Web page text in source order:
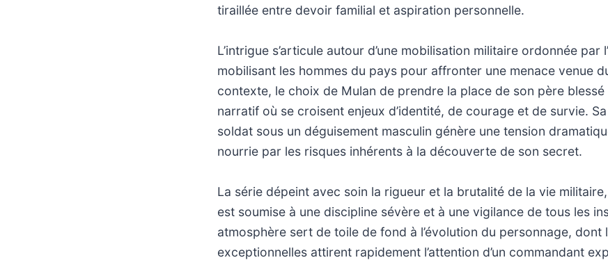
tiraillée entre devoir familial et aspiration personnelle.
L’intrigue s’articule autour d’une mobilisation militaire ordonnée par
mobilisant les hommes du pays pour affronter une menace venue
contexte, le choix de Mulan de prendre la place de son père
narratif où se croisent enjeux d’identité, de courage et de survie.
soldat sous un déguisement masculin génère une tension
nourrie par les risques inhérents à la découverte de son secret.
La série dépeint avec soin la rigueur et la brutalité de la vie
est soumise à une discipline sévère et à une vigilance de tous les
atmosphère sert de toile de fond à l’évolution du personnage, dont
exceptionnelles attirent rapidement l’attention d’un commandant